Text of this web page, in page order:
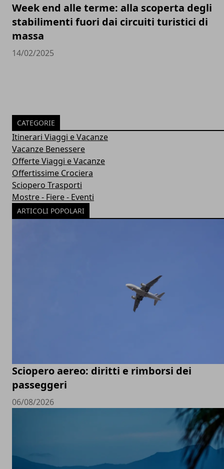
Week end alle terme: alla scoperta degli
stabilimenti fuori dai circuiti turistici di
massa
14/02/2025
CATEGORIE
Itinerari Viaggi e Vacanze
Vacanze Benessere
Offerte Viaggi e Vacanze
Offertissime Crociera
Sciopero Trasporti
Mostre - Fiere - Eventi
ARTICOLI POPOLARI
Sciopero aereo: diritti e rimborsi dei
passeggeri
06/08/2026